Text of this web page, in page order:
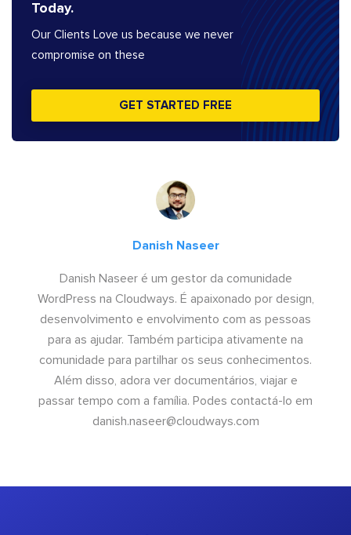
Today.
Our Clients Love us because we never
compromise on these
GET STARTED FREE
Danish Naseer
Danish Naseer é um gestor da comunidade
WordPress na Cloudways. É apaixonado por design,
desenvolvimento e envolvimento com as pessoas
para as ajudar. Também participa ativamente na
comunidade para partilhar os seus conhecimentos.
Além disso, adora ver documentários, viajar e
passar tempo com a família. Podes contactá-lo em
danish.naseer@cloudways.com